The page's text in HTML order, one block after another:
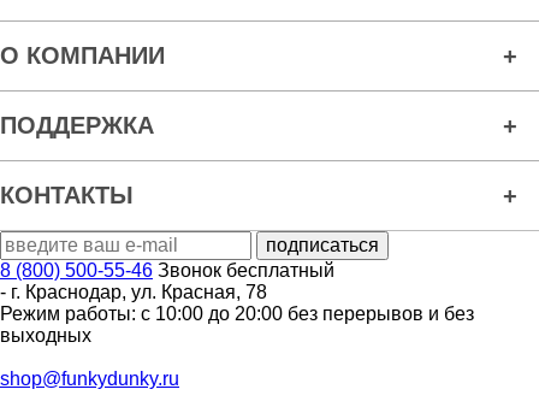
О КОМПАНИИ
ПОДДЕРЖКА
КОНТАКТЫ
8 (800) 500-55-46 Звонок бесплатный
- г. Краснодар, ул. Красная, 78
Режим работы: с 10:00 до 20:00 без перерывов и без
выходных
shop@funkydunky.ru